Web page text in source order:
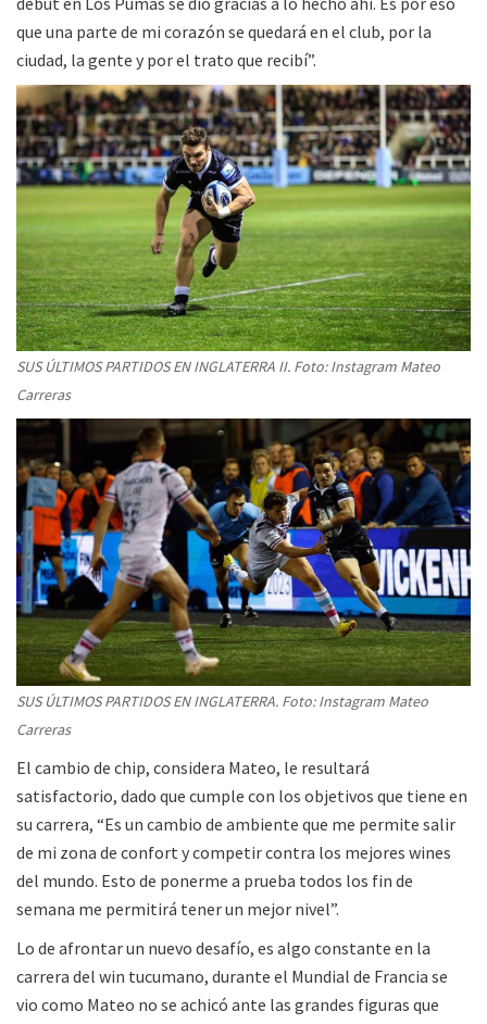
que una parte de mi corazón se quedará en el club, por la
ciudad, la gente y por el trato que recibí”.
SUS ÚLTIMOS PARTIDOS EN INGLATERRA II. Foto: Instagram Mateo
Carreras
SUS ÚLTIMOS PARTIDOS EN INGLATERRA. Foto: Instagram Mateo
Carreras
El cambio de chip, considera Mateo, le resultará
satisfactorio, dado que cumple con los objetivos que tiene en
su carrera, “Es un cambio de ambiente que me permite salir
de mi zona de confort y competir contra los mejores wines
del mundo. Esto de ponerme a prueba todos los fin de
semana me permitirá tener un mejor nivel”.
Lo de afrontar un nuevo desafío, es algo constante en la
carrera del win tucumano, durante el Mundial de Francia se
vio como Mateo no se achicó ante las grandes figuras que